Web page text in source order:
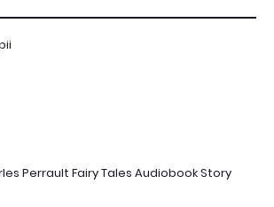
Perrault Fairy Tales Audiobook Story